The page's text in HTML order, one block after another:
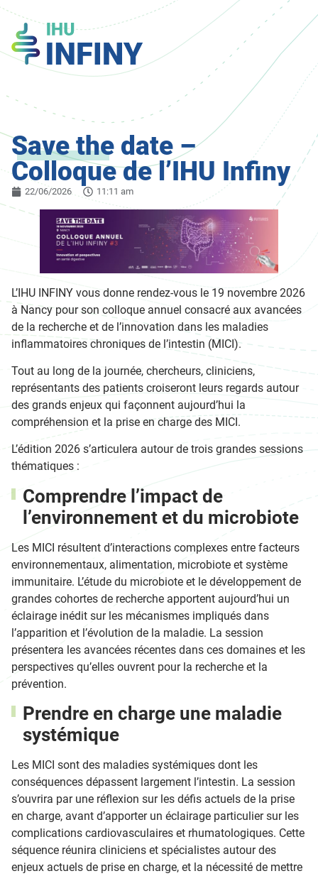
Save the date –
Colloque de l’IHU Infiny
22/06/2026 11:11 am
L’IHU INFINY vous donne rendez-vous le 19 novembre 2026
à Nancy pour son colloque annuel consacré aux avancées
de la recherche et de l’innovation dans les maladies
inflammatoires chroniques de l’intestin (MICI).
Tout au long de la journée, chercheurs, cliniciens,
représentants des patients croiseront leurs regards autour
des grands enjeux qui façonnent aujourd’hui la
compréhension et la prise en charge des MICI.
L’édition 2026 s’articulera autour de trois grandes sessions
thématiques :
Comprendre l’impact de
l’environnement et du microbiote
Les MICI résultent d’interactions complexes entre facteurs
environnementaux, alimentation, microbiote et système
immunitaire. L’étude du microbiote et le développement de
grandes cohortes de recherche apportent aujourd’hui un
éclairage inédit sur les mécanismes impliqués dans
l’apparition et l’évolution de la maladie. La session
présentera les avancées récentes dans ces domaines et les
perspectives qu’elles ouvrent pour la recherche et la
prévention.
Prendre en charge une maladie
systémique
Les MICI sont des maladies systémiques dont les
conséquences dépassent largement l’intestin. La session
s’ouvrira par une réflexion sur les défis actuels de la prise
en charge, avant d’apporter un éclairage particulier sur les
complications cardiovasculaires et rhumatologiques. Cette
séquence réunira cliniciens et spécialistes autour des
enjeux actuels de prise en charge, et la nécessité de mettre